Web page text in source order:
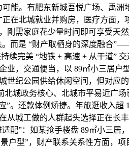
可能。有肥东新城吾悦广场、禹
在北城就业并购房，医疗方面，
刚需家庭花少量时间即可享受天
。而是 “财产取栖身的深度融合
续完美 “地铁 + 高速 + 从干道”
业，交通便当，以 89㎡小三居户
世纪公园供给休闲空间，但对应
北城政务核心、北城市平易近广
”。还款体例矫捷。年旅逛收入
从城工做的人群起头选择正在长
适配”：如某抢手楼盘 89㎡小三
户型”，财产联系关系性方面，